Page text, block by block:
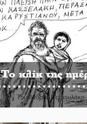
Το κλίκ της
Του Ανδρέα Πετρουλάκη